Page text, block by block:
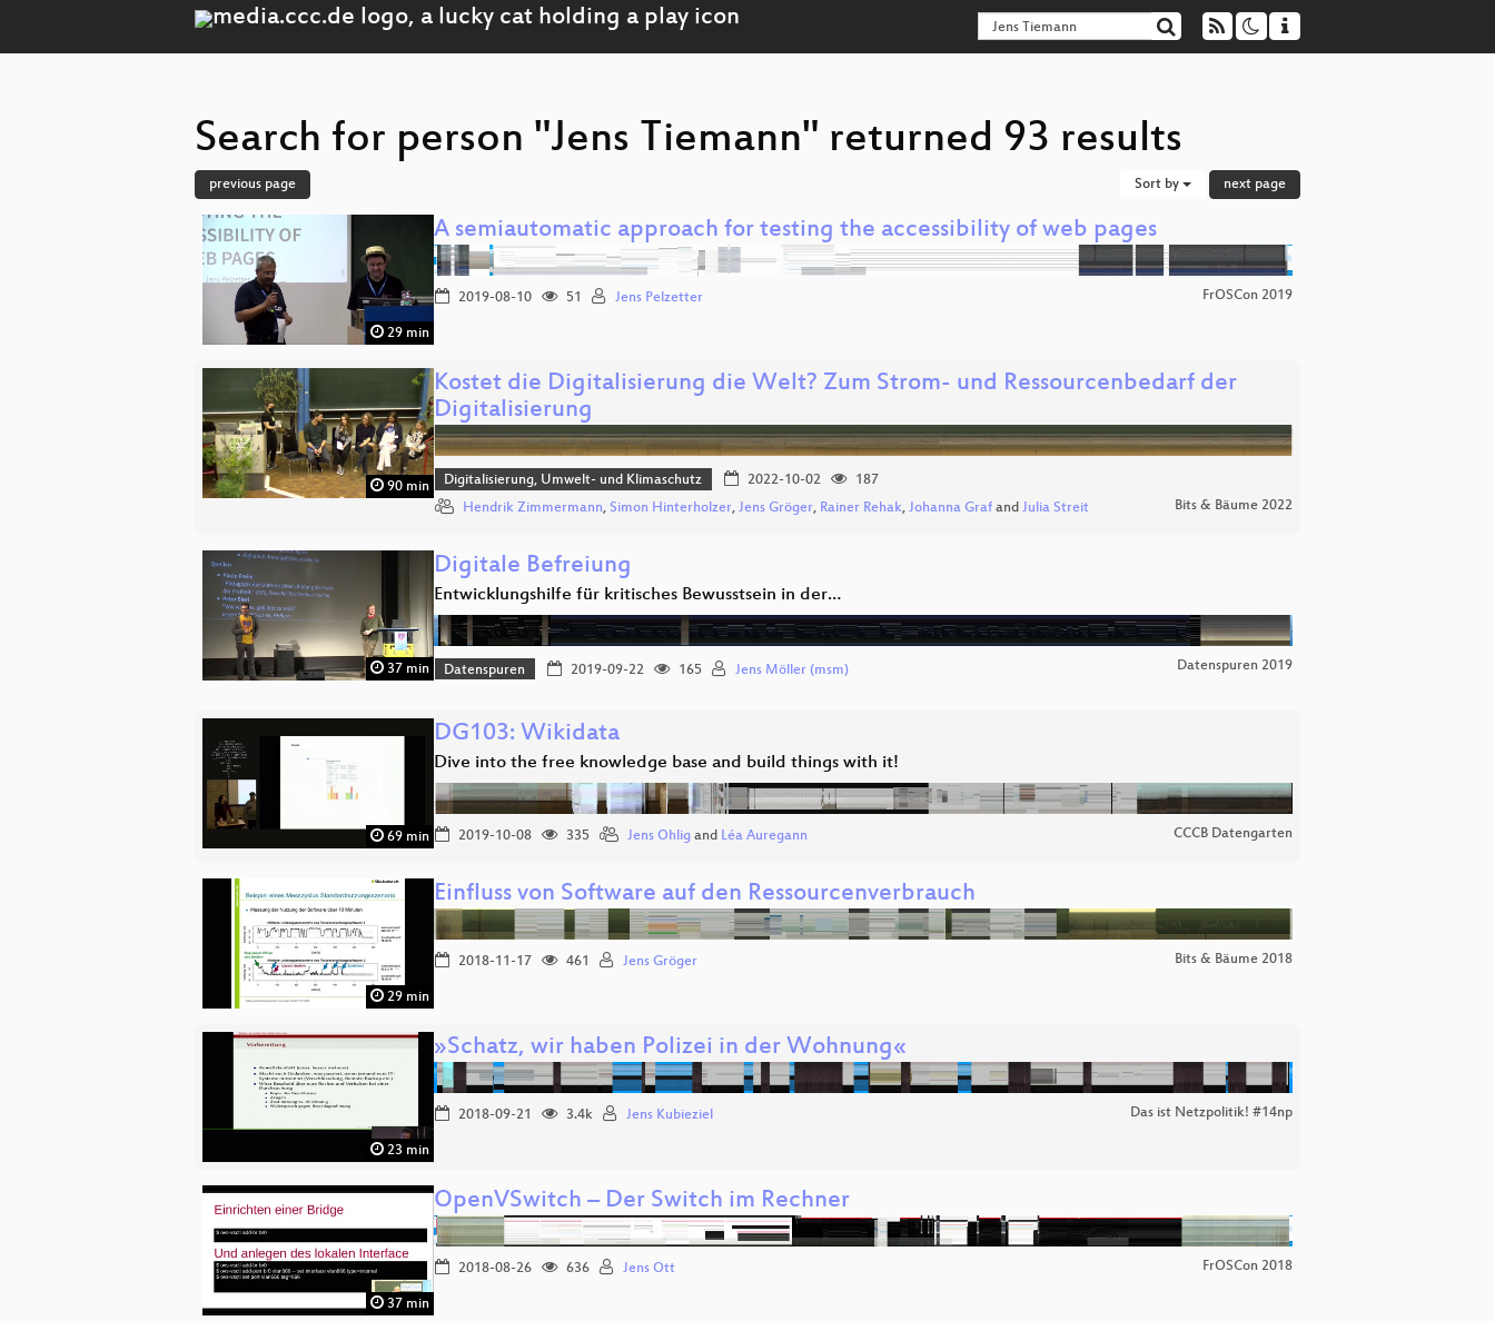
Search for person "Jens Tiemann" returned 93 results
previous page Sort by next page
29 min
A semiautomatic approach for testing the accessibility of web pages
2019-08-10 51 Jens Pelzetter FrOSCon 2019
90 min
Kostet die Digitalisierung die Welt? Zum Strom- und Ressourcenbedarf der
Digitalisierung
Digitalisierung, Umwelt- und Klimaschutz 2022-10-02
187
Hendrik Zimmermann, Simon Hinterholzer, Jens Gröger, Rainer Rehak, Johanna Graf and Julia Streit Bits & Bäume 2022
37 min
Digitale Befreiung
Entwicklungshilfe für kritisches Bewusstsein in der…
Datenspuren 2019-09-22 165 Jens Möller (msm) Datenspuren 2019
69 min
DG103: Wikidata
Dive into the free knowledge base and build things with it!
2019-10-08 335 Jens Ohlig and Léa Auregann CCCB Datengarten
29 min
Einfluss von Software auf den Ressourcenverbrauch
2018-11-17 461 Jens Gröger Bits & Bäume 2018
23 min
»Schatz, wir haben Polizei in der Wohnung«
2018-09-21 3.4k Jens Kubieziel Das ist Netzpolitik! #14np
37 min
OpenVSwitch – Der Switch im Rechner
2018-08-26 636 Jens Ott FrOSCon 2018